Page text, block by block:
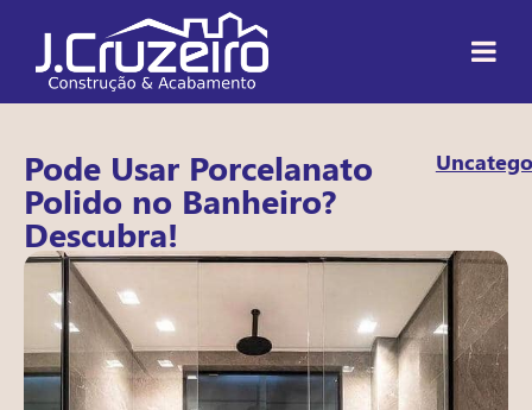
Pode Usar Porcelanato
Polido no Banheiro?
Descubra!